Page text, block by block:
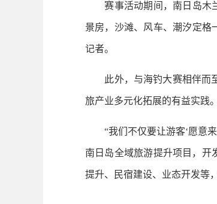
赛事活动期间，南日岛木兰
景房，沙滩、风车、潮汐定格
记者。
此外，与海钓大赛相伴而至
旅产业多元化拓展的有益实践
“我们不仅要让游客‘愿意来’
南日岛全域旅游提升项目，开
提升、民宿建设、业态开发等